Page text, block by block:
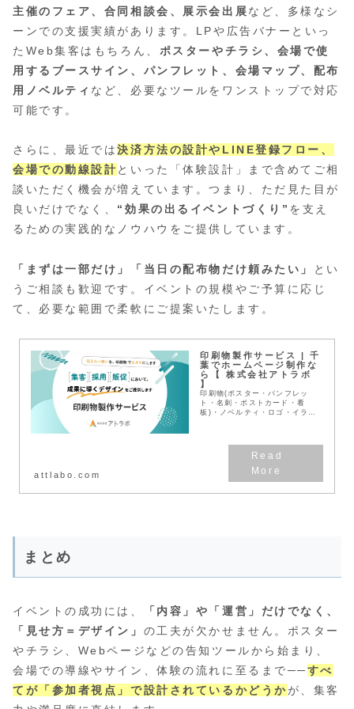
主催のフェア、合同相談会、展示会出展など、多様なシ
ーンでの支援実績があります。LPや広告バナーといっ
たWeb集客はもちろん、 ポスターやチラシ、会場で使
用するブースサイン、パンフレット、会場マップ、配布
用ノベルティ など、必要なツールをワンストップで対応
可能です。
さらに、最近では決済方法の設計やLINE登録フロー、
会場での動線設計 といった「体験設計」まで含めてご相
談いただく機会が増えています。つまり、ただ見た目が
良いだけでなく、 “効果の出るイベントづくり” を支え
るための実践的なノウハウをご提供しています。
「まずは一部だけ」「当日の配布物だけ頼みたい」
とい
うご相談も歓迎です。イベントの規模やご予算に応じ
て、必要な範囲で柔軟にご提案いたします。
印刷物製作サービス | 千
葉でホームページ制作な
ら【 株式会社アトラボ
】
印刷物(ポスター・パンフレッ
ト・名刺・ポストカード・看
板)・ノベルティ・ロゴ・イラス
attlabo.com
まとめ
イベントの成功には、
「内容」や「運営」だけでなく、
「見せ方＝デザイン」 の工夫が欠かせません。ポスター
やチラシ、Webページなどの告知ツールから始まり、
会場での導線やサイン、体験の流れに至るまで──すべ
てが「参加者視点」で設計されているかどうかが、集客